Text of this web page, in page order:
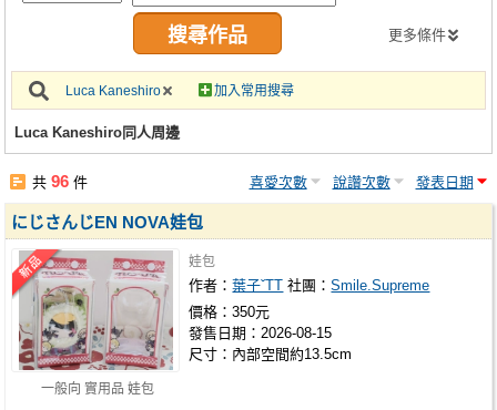
攤位轉讓區
會員功能選單
註冊會員
更多條件
Luca Kaneshiro 加入常用搜尋
Luca Kaneshiro同人周邊
共96 件 喜愛次數 說讚次數 發表日期
一般向 實用品 娃包
にじさんじEN NOVA娃包
娃包
作者：葉子ˇTT 社團：Smile.Supreme
價格：350元
發售日期：2026-08-15
尺寸：內部空間約13.5cm